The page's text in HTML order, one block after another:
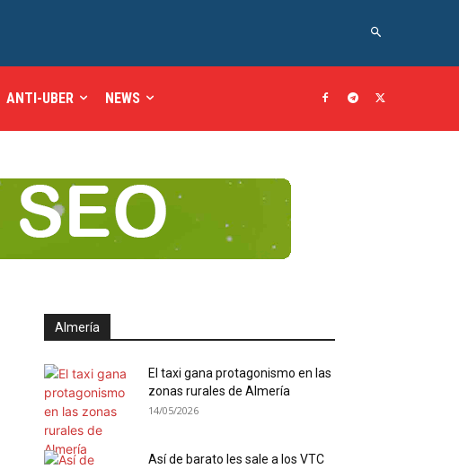
ANTI-UBER NEWS
Almería
El taxi gana protagonismo en las
zonas rurales de Almería
14/05/2026
Así de barato les sale a los VTC